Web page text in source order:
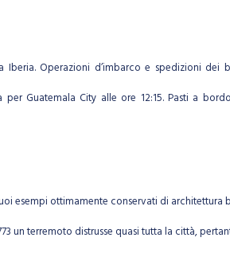
Operazioni d’imbarco e spedizioni dei
Guatemala City alle ore 12:15. Pasti a
esempi ottimamente conservati di architettura
un terremoto distrusse quasi tutta la città,